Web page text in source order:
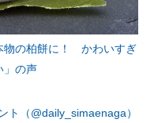
物の柏餅に！ かわいすぎ
」の声
ト（@daily_simaenaga）